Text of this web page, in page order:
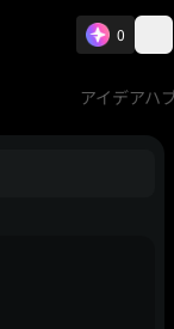
0
アイデアハ